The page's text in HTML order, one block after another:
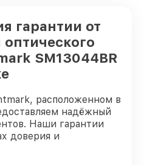
гарантии от
SM13044BR
расположенном в
надёжный
Наши гарантии
доверия и